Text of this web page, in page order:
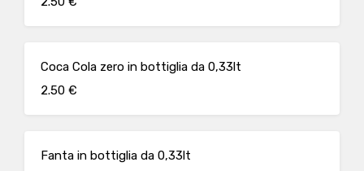
Coca Cola zero in bottiglia da 0,33lt
2.50 €
Fanta in bottiglia da 0,33lt